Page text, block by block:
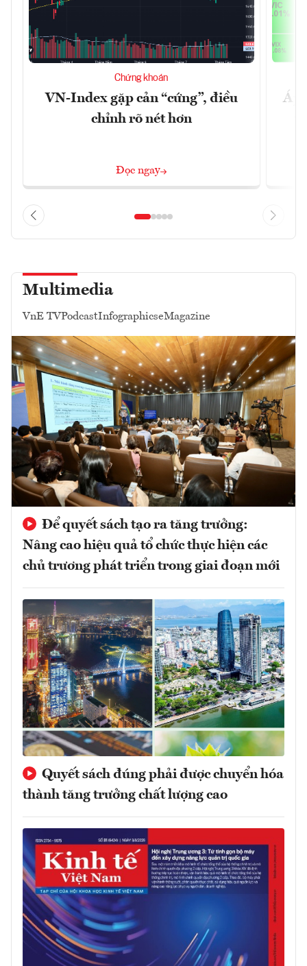
Chứng khoán
VN-Index gặp cản “cứng”, điều
chỉnh rõ nét hơn
Đọc ngay
Áp
Multimedia
VnE TVPodcastInfographicseMagazine
Để quyết sách tạo ra tăng trưởng:
Nâng cao hiệu quả tổ chức thực hiện các
chủ trương phát triển trong giai đoạn mới
Quyết sách đúng phải được chuyển hóa
thành tăng trưởng chất lượng cao